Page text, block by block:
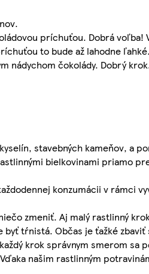
príchuťou. Dobrá
to bude až lahodne
nádychom čokolády. Dobrý
stavebných kameňov, a
bielkovinami priamo
konzumácii v rámci
zmeniť. Aj malý rastlinný
tŕnistá. Občas je ťažké
krok správnym smerom sa
našim rastlinným